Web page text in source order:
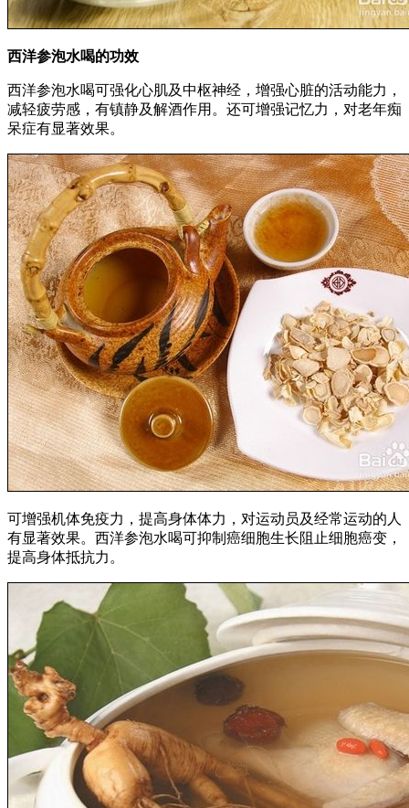
西洋参泡水喝的功效
西洋参泡水喝可强化心肌及中枢神经，增强心脏的活动能力，
减轻疲劳感，有镇静及解酒作用。还可增强记忆力，对老年痴
呆症有显著效果。
可增强机体免疫力，提高身体体力，对运动员及经常运动的人
有显著效果。西洋参泡水喝可抑制癌细胞生长阻止细胞癌变，
提高身体抵抗力。